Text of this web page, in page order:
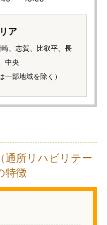
ア
、志賀、比叡平、長
中央
一部地域を除く）
通所リハビリテー
特徴